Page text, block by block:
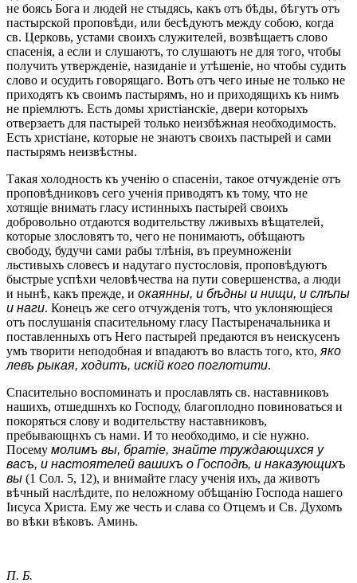
не боясь Бога и людей не стыдясь, какъ отъ бѣды, бѣгутъ отъ
пастырской проповѣди, или бесѣдуютъ между собою, когда
св. Церковь, устами своихъ служителей, возвѣщаетъ слово
спасенія, а если и слушаютъ, то слушаютъ не для того, чтобы
получить утвержденіе, назиданіе и утѣшеніе, но чтобы судить
слово и осудить говорящаго. Вотъ отъ чего иные не только не
приходятъ къ своимъ пастырямъ, но и приходящихъ къ нимъ
не пріемлютъ. Есть домы христіанскіе, двери которыхъ
отверзаетъ для пастырей только неизбѣжная необходимость.
Есть христіане, которые не знаютъ своихъ пастырей и сами
пастырямъ неизвѣстны.
Такая холодность къ ученію о спасеніи, такое отчужденіе отъ
проповѣдниковъ сего ученія приводятъ къ тому, что не
хотящіе внимать гласу истинныхъ пастырей своихъ
добровольно отдаются водительству лживыхъ вѣщателей,
которые злословятъ то, чего не понимаютъ, обѣщаютъ
свободу, будучи сами рабы тлѣнія, въ преумноженіи
льстивыхъ словесъ и надутаго пустословія, проповѣдуютъ
быстрые успѣхи человѣчества на пути совершенства, а люди
и нынѣ, какъ прежде, и окаянны, и бѣдны и нищи, и слѣпы
и наги. Конецъ же сего отчужденія тотъ, что уклоняющіеся
отъ послушанія спасительному гласу Пастыреначальника и
поставленныхъ отъ Него пастырей предаются въ неискусенъ
умъ творити неподобная и впадаютъ во власть того, кто, яко
левъ рыкая, ходитъ, искій кого поглотити.
Спасительно воспоминать и прославлять св. наставниковъ
нашихъ, отшедшнхъ ко Господу, благоплодно повиноваться и
покоряться слову и водительству наставниковъ,
пребывающнхъ съ нами. И то необходимо, и сіе нужно.
Посему молимъ вы, братiе, знайте труждающихся у
васъ, и настоятелей вашихъ о Господѣ, и наказующихъ
вы (1 Сол. 5, 12), и внимайте гласу ученія ихъ, да животъ
вѣчный наслѣдите, по неложному обѣщанію Господа нашего
Іисуса Христа. Ему же честь и слава со Отцемъ и Св. Духомъ
во вѣки вѣковъ. Аминь.
П. Б.